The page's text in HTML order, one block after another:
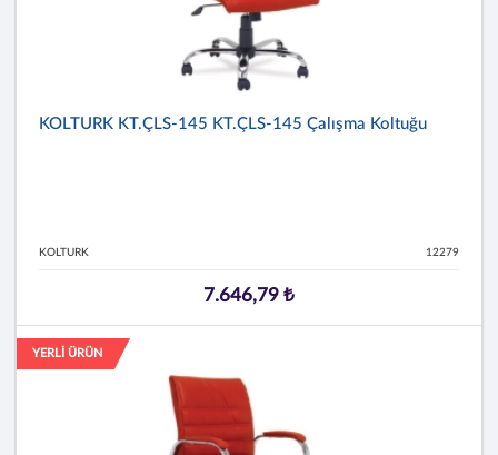
KOLTURK KT.ÇLS-145 KT.ÇLS-145 Çalışma Koltuğu
KOLTURK 12279
7.646,79 ₺
YERLİ ÜRÜN